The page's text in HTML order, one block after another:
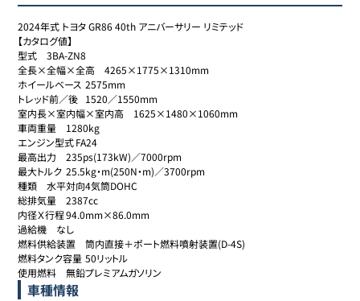
2024年式 トヨタ GR86 40th アニバーサリー リミテッド
【カタログ値】
型式	3BA-ZN8
全長×全幅×全高	4265×1775×1310mm
ホイールベース	2575mm
トレッド前／後	1520／1550mm
室内長×室内幅×室内高	1625×1480×1060mm
車両重量	1280kg
エンジン型式	FA24
最高出力	235ps(173kW)／7000rpm
最大トルク	25.5kg・m(250N・m)／3700rpm
種類	水平対向4気筒DOHC
総排気量	2387cc
内径Ｘ行程	94.0mm×86.0mm
過給機	なし
燃料供給装置	筒内直接＋ポート燃料噴射装置(D-4S)
燃料タンク容量	50リットル
使用燃料	無鉛プレミアムガソリン
車種情報